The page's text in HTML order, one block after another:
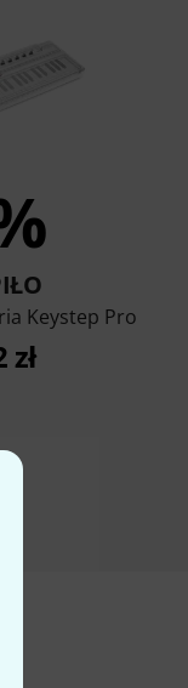
Keystep Pro
zł